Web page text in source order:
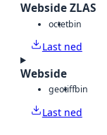
Webside ZLAS
octetbin
Last ned
Webside
geotiffbin
Last ned